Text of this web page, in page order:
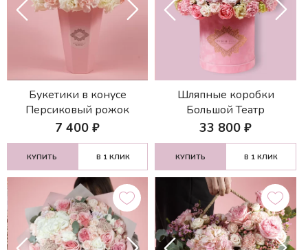
Букетики в конусе
Персиковый рожок
7 400 ₽
КУПИТЬ В 1 КЛИК
Шляпные коробки
Большой Театр
33 800 ₽
КУПИТЬ В 1 КЛИК